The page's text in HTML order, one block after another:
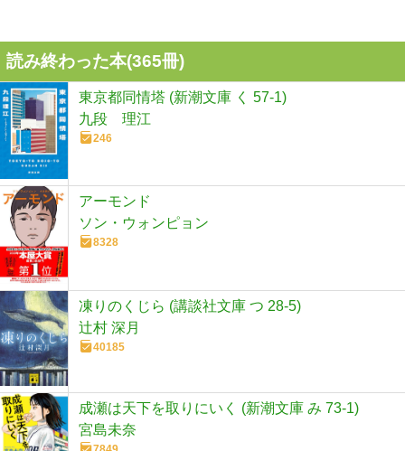
読み終わった本(365冊)
東京都同情塔 (新潮文庫 く 57-1)
九段 理江
246
アーモンド
ソン・ウォンピョン
8328
凍りのくじら (講談社文庫 つ 28-5)
辻村 深月
40185
成瀬は天下を取りにいく (新潮文庫 み 73-1)
宮島未奈